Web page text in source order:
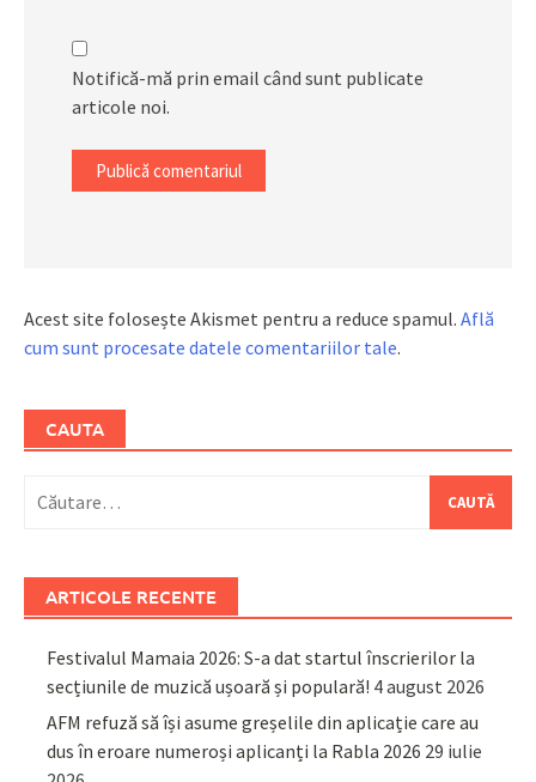
Notifică-mă prin email când sunt publicate
articole noi.
Acest site folosește Akismet pentru a reduce spamul. Află
cum sunt procesate datele comentariilor tale.
CAUTA
după:
ARTICOLE RECENTE
Festivalul Mamaia 2026: S-a dat startul înscrierilor la
secțiunile de muzică ușoară și populară! 4 august 2026
AFM refuză să își asume greșelile din aplicație care au
dus în eroare numeroși aplicanți la Rabla 2026 29 iulie